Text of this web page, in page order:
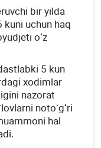
bir yilda
uchun haq
oʻz
5 kun
хodimlar
nazorat
notoʻgʻri
hal